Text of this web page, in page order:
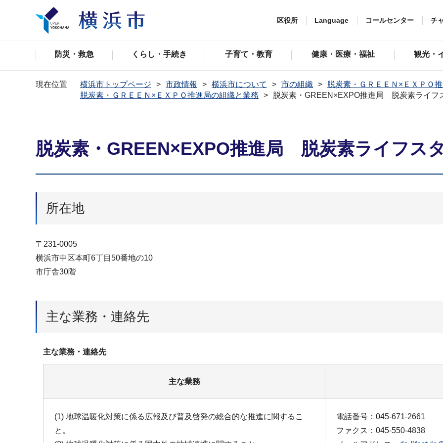
区役所 Language コールセンター チ
防災・救急 くらし・手続き 子育て・教育 健康・医療・福祉 観光・
現在位置 横浜市トップページ 市政情報 横浜市について 市の組織
脱炭素・ＧＲＥＥＮ×ＥＸＰＯ
脱炭素・ＧＲＥＥＮ×ＥＸＰＯ推進局の組織と業務
脱炭素・GREEN×EXPO推進局 脱炭素ライフ
脱炭素・GREEN×EXPO推進局 脱炭素ライフス
所在地
〒231-0005
横浜市中区本町6丁目50番地の10
市庁舎30階
主な業務・連絡先
主な業務・連絡先
主な業務
(1) 地球温暖化対策に係る広報及び普及啓発の総合的な推進に関するこ
と。
電話番号：045-671-2661
ファクス：045-550-4838